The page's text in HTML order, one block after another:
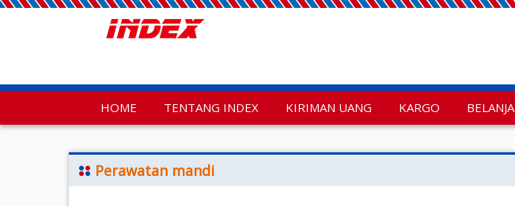
HOME TENTANG INDEX KIRIMAN UANG KARGO BELANJA
Perawatan mandi